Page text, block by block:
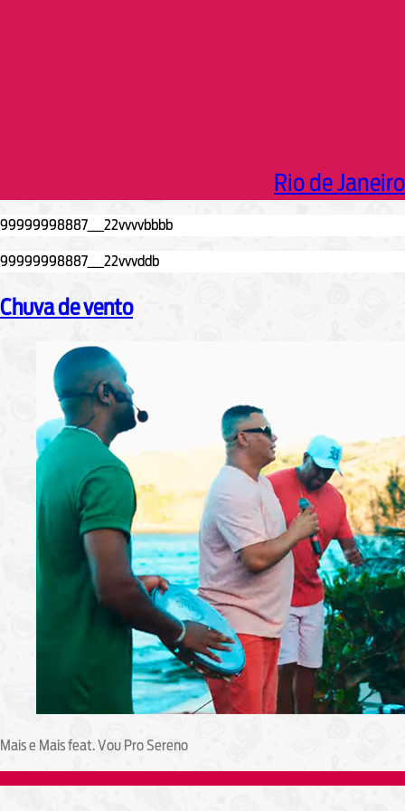
Rio de Janeiro
Chuva de vento
Mais e Mais feat. Vou Pro Sereno